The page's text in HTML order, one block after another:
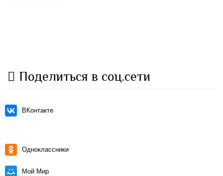
Поделиться в соц.сети
ВКонтакте
Одноклассники
Мой Мир